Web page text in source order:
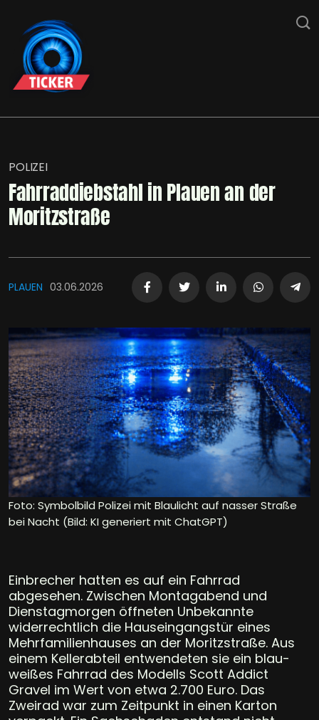
POLIZEI
Fahrraddiebstahl in Plauen an der
Moritzstraße
PLAUEN 03.06.2026
Foto: Symbolbild Polizei mit Blaulicht auf nasser Straße
bei Nacht (Bild: KI generiert mit ChatGPT)
Einbrecher hatten es auf ein Fahrrad
abgesehen. Zwischen Montagabend und
Dienstagmorgen öffneten Unbekannte
widerrechtlich die Hauseingangstür eines
Mehrfamilienhauses an der Moritzstraße. Aus
einem Kellerabteil entwendeten sie ein blau-
weißes Fahrrad des Modells Scott Addict
Gravel im Wert von etwa 2.700 Euro. Das
Zweirad war zum Zeitpunkt in einen Karton